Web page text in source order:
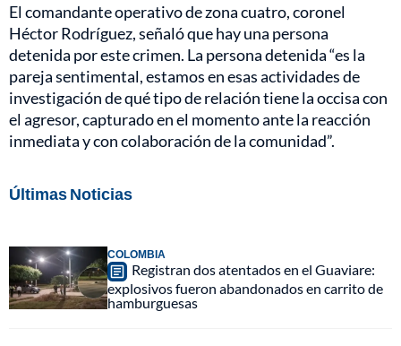
El comandante operativo de zona cuatro, coronel
Héctor Rodríguez, señaló que hay una persona
detenida por este crimen. La persona detenida “es la
pareja sentimental, estamos en esas actividades de
investigación de qué tipo de relación tiene la occisa con
el agresor, capturado en el momento ante la reacción
inmediata y con colaboración de la comunidad”.
Últimas Noticias
COLOMBIA
Registran dos atentados en el Guaviare:
explosivos fueron abandonados en carrito de
hamburguesas